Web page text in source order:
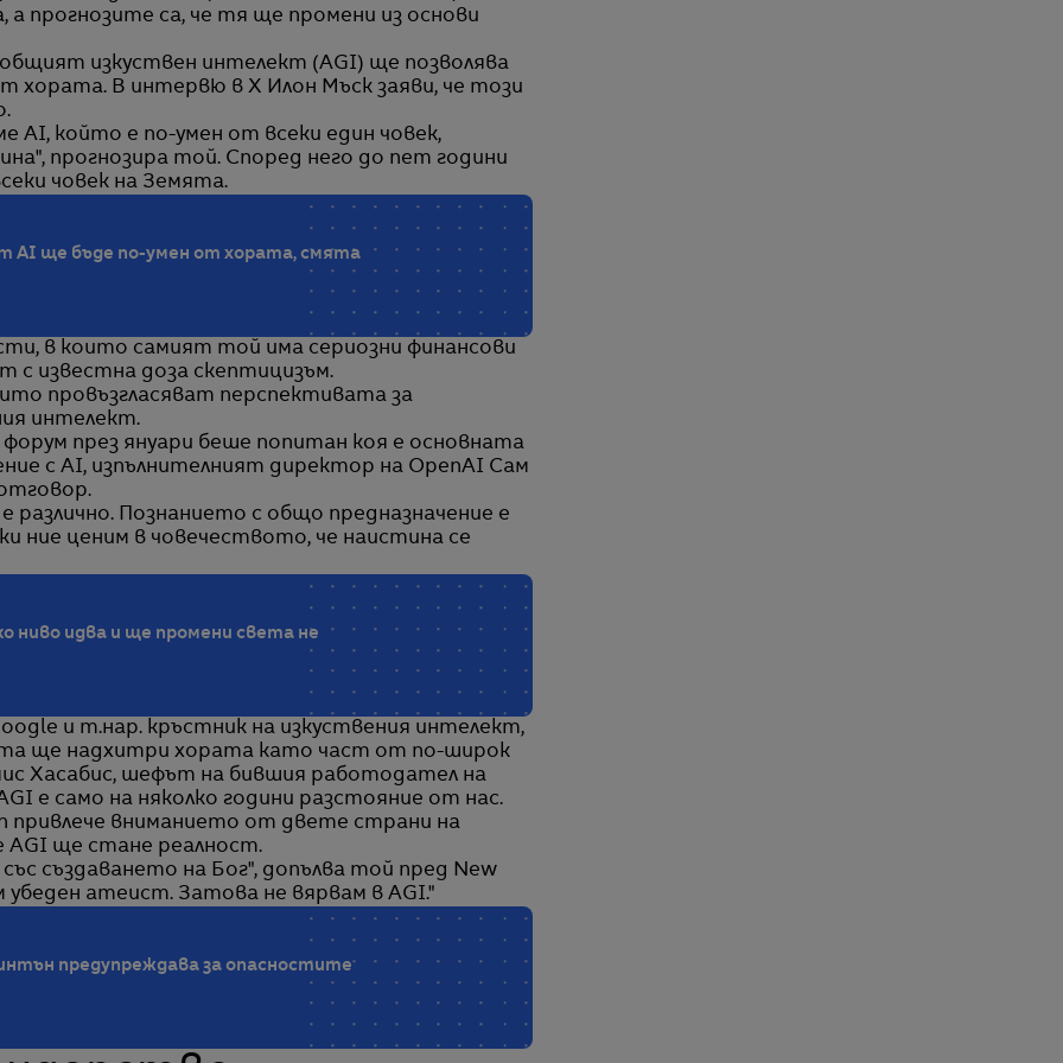
а прогнозите са, че тя ще промени из основи
изкуствен интелект (AGI) ще позволява
хората. В интервю в X Илон Мъск заяви, че този
AI, който е по-умен от всеки един човек,
прогнозира той. Според него до пет години
човек на Земята.
AI ще бъде по-умен от хората, смята
в които самият той има сериозни финансови
с известна доза скептицизъм.
провъзгласяват перспективата за
интелект.
през януари беше попитан коя е основната
с AI, изпълнителният директор на OpenAI Сам
Познанието с общо предназначение е
ние ценим в човечеството, че наистина се
ниво идва и ще промени света не
и т.нар. кръстник на изкуствения интелект,
ще надхитри хората като част от по-широк
Хасабис, шефът на бившия работодател на
е само на няколко години разстояние от нас.
вниманието от двете страни на
AGI ще стане реалност.
създаването на Бог", допълва той пред New
убеден атеист. Затова не вярвам в AGI."
предупреждава за опасностите